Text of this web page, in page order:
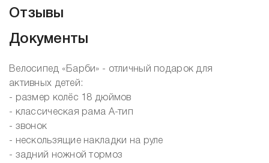
Отзывы
Документы
Велосипед «Барби» - отличный подарок для
активных детей:
- размер колёс 18 дюймов
- классическая рама А-тип
- звонок
- нескользящие накладки на руле
- задний ножной тормоз